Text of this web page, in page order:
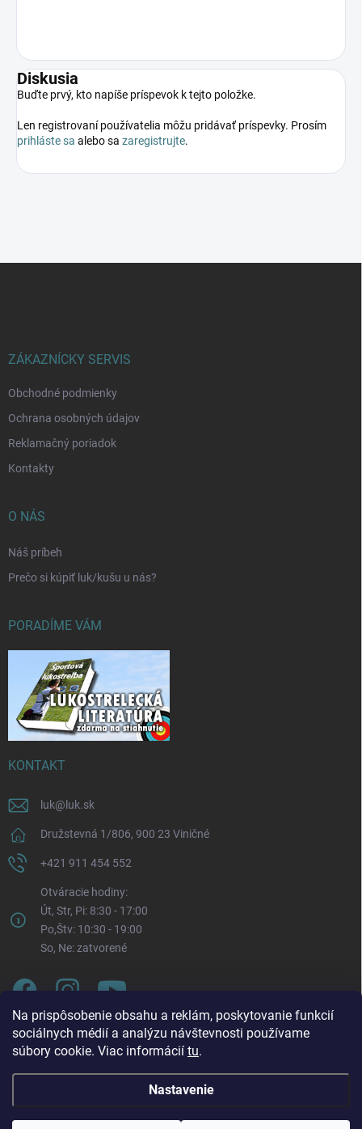
Na prispôsobenie obsahu a reklám, poskytovanie funkcií
sociálnych médií a analýzu návštevnosti používame
súbory cookie. Viac informácií tu.
Nastavenie
2026 bude každý pondelok naša prevádzka otvorená v
Diskusia
Buďte prvý, kto napíše príspevok k tejto položke.
Len registrovaní používatelia môžu pridávať príspevky. Prosím
prihláste sa alebo sa zaregistrujte.
ZÁKAZNÍCKY SERVIS
Obchodné podmienky
Ochrana osobných údajov
Reklamačný poriadok
Kontakty
O NÁS
Náš príbeh
Prečo si kúpiť luk/kušu u nás?
PORADÍME VÁM
KONTAKT
luk@ luk.sk
Družstevná 1/806, 900 23 Viničné
+421 911 454 552
Otváracie hodiny:
Út, Str, Pi: 8:30 - 17:00
Po,Štv: 10:30 - 19:00
So, Ne: zatvorené
Copyright 2026LUK.sk. Všetky práva vyhradené.Upraviť nastavenie